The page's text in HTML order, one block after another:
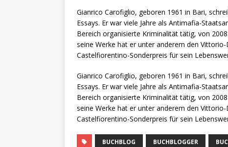
Gianrico Carofiglio, geboren 1961 in Bari,
Essays. Er war viele Jahre als Antimafia-
Bereich organisierte Kriminalität tätig, von
seine Werke hat er unter anderem den
Castelfiorentino-Sonderpreis für sein
Gianrico Carofiglio, geboren 1961 in Bari,
Essays. Er war viele Jahre als Antimafia-
Bereich organisierte Kriminalität tätig, von
seine Werke hat er unter anderem den
Castelfiorentino-Sonderpreis für sein
BUCHBLOG BUCHBLOGGER